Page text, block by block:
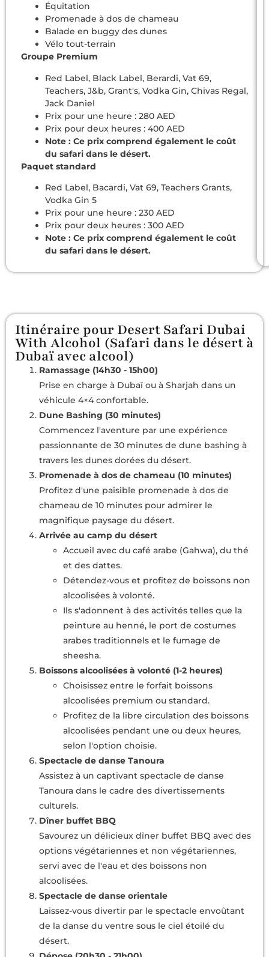
Équitation
Promenade à dos de chameau
Balade en buggy des dunes
Vélo tout-terrain
Groupe Premium
Red Label, Black Label, Berardi, Vat 69,
Teachers, J&b, Grant's, Vodka Gin, Chivas Regal,
Jack Daniel
Prix pour une heure : 280 AED
Prix pour deux heures : 400 AED
Note : Ce prix comprend également le coût
du safari dans le désert.
Paquet standard
Red Label, Bacardi, Vat 69, Teachers Grants,
Vodka Gin 5
Prix pour une heure : 230 AED
Prix pour deux heures : 300 AED
Note : Ce prix comprend également le coût
du safari dans le désert.
Itinéraire pour Desert Safari Dubai
With Alcohol (Safari dans le désert à
Dubaï avec alcool)
Ramassage (14h30 - 15h00)
Prise en charge à Dubaï ou à Sharjah dans un
véhicule 4×4 confortable.
Dune Bashing (30 minutes)
Commencez l'aventure par une expérience
passionnante de 30 minutes de dune bashing à
travers les dunes dorées du désert.
Promenade à dos de chameau (10 minutes)
Profitez d'une paisible promenade à dos de
chameau de 10 minutes pour admirer le
magnifique paysage du désert.
Arrivée au camp du désert
Accueil avec du café arabe (Gahwa), du thé
et des dattes.
Détendez-vous et profitez de boissons non
alcoolisées à volonté.
Ils s'adonnent à des activités telles que la
peinture au henné, le port de costumes
arabes traditionnels et le fumage de
sheesha.
Boissons alcoolisées à volonté (1-2 heures)
Choisissez entre le forfait boissons
alcoolisées premium ou standard.
Profitez de la libre circulation des boissons
alcoolisées pendant une ou deux heures,
selon l'option choisie.
Spectacle de danse Tanoura
Assistez à un captivant spectacle de danse
Tanoura dans le cadre des divertissements
culturels.
Dîner buffet BBQ
Savourez un délicieux dîner buffet BBQ avec des
options végétariennes et non végétariennes,
servi avec de l'eau et des boissons non
alcoolisées.
Spectacle de danse orientale
Laissez-vous divertir par le spectacle envoûtant
de la danse du ventre sous le ciel étoilé du
désert.